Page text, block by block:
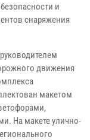
и
снаряжения
движения
макетом
На макете улично-